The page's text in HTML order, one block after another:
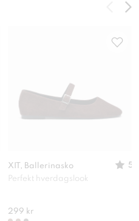
XIT, Ballerinasko
5
Perfekt hverdagslook
299 kr